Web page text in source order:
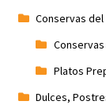
Conservas
Platos
Dulces,